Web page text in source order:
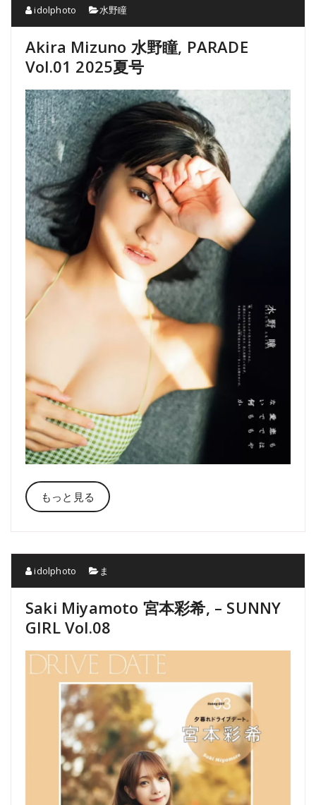
idolphoto 水野瞳
Akira Mizuno 水野瞳, PARADE
Vol.01 2025夏号
もっと見る
idolphoto ま
Saki Miyamoto 宮本彩希, – SUNNY
GIRL Vol.08